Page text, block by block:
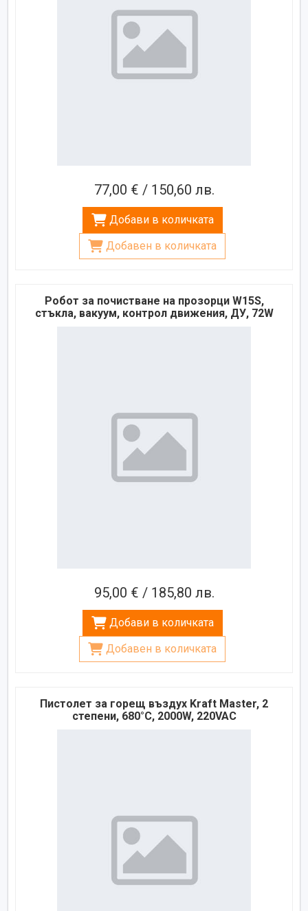
77,00 € / 150,60 лв.
Добави в количката
Добавен в количката
Робот за почистване на прозорци W15S,
стъкла, вакуум, контрол движения, ДУ, 72W
95,00 € / 185,80 лв.
Добави в количката
Добавен в количката
Пистолет за горещ въздух Kraft Master, 2
степени, 680°C, 2000W, 220VAC